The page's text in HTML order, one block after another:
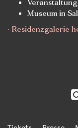
Museum in
· Residenzgalerie